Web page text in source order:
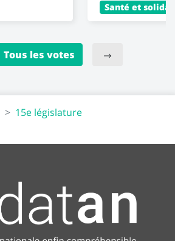
Santé et
Tous les votes
15e législature